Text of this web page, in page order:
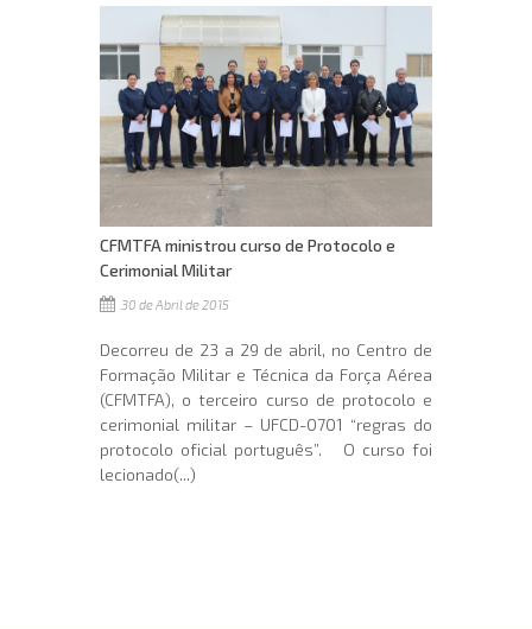
CFMTFA ministrou curso de Protocolo e
Cerimonial Militar
30 de Abril de 2015
Decorreu de 23 a 29 de abril, no Centro de
Formação Militar e Técnica da Força Aérea
(CFMTFA), o terceiro curso de protocolo e
cerimonial militar – UFCD-0701 “regras do
protocolo oficial português”. O curso foi
lecionado(...)